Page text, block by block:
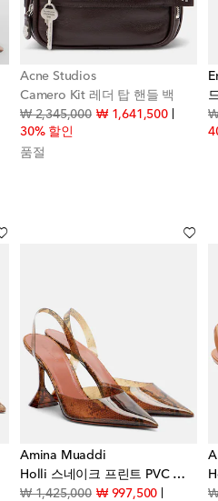
Acne Studios
Camero Kit 레더 탑 핸들 백
₩ 2,345,000original price
₩ 1,641,500discount
30% 할인
품절
₩
price
Amina Muaddi
Holli 스네이크 프린트 PVC 슬링백 펌프스
₩ 1,425,000original price
₩ 997,500discount ₩